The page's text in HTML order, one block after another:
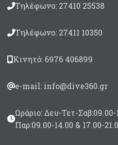
Τηλέφωνο: 27410 25538
Τηλέφωνο: 27411 10350
Κινητό: 6976 406899
e-mail: info@dive360.gr
Ωράριο: Δευ-Τετ-
Παρ:09.00-14.00 & 17.00-